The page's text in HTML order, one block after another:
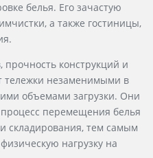
белья. Его зачастую
а также гостиницы,
прочность конструкций и
тележки незаменимыми в
объемами загрузки. Они
процесс перемещения белья
складирования, тем самым
нагрузку на